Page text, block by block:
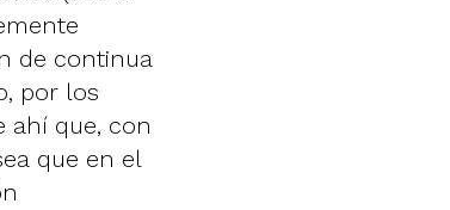
de continua
por los
ahí que, con
que en el